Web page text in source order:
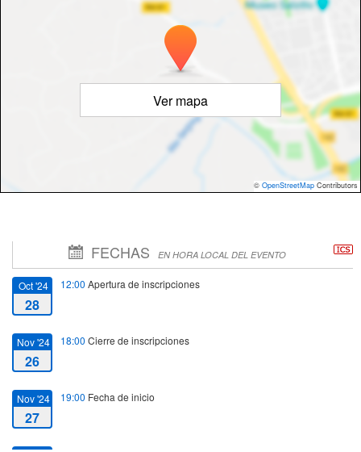
Ver mapa
© OpenStreetMap Contributors
FECHAS EN HORA LOCAL DEL EVENTO
Oct '24
28
12:00 Apertura de inscripciones
Nov '24
26
18:00 Cierre de inscripciones
Nov '24
27
19:00 Fecha de inicio